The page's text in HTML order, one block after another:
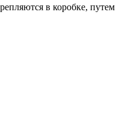
в коробке, путем